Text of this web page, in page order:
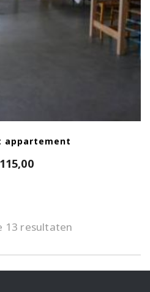
appartement
115,00
13 resultaten